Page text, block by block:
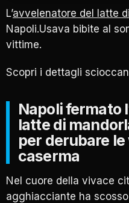
L’avvelenatore del latte
Napoli.Usava bibite al
vittime.
Scopri i dettagli
Napoli fermato
latte di
per derubare
caserma
Nel cuore della vivace
agghiacciante ha